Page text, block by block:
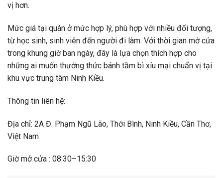
vị hơn.
Mức giá tại quán ở mức hợp lý, phù hợp với nhiều đối tượng,
từ học sinh, sinh viên đến người đi làm. Với thời gian mở cửa
trong khung giờ ban ngày, đây là lựa chọn thích hợp cho
những ai muốn thưởng thức bánh tầm bì xíu mại chuẩn vị tại
khu vực trung tâm Ninh Kiều.
Thông tin liên hệ:
Địa chỉ: 2A Đ. Phạm Ngũ Lão, Thới Bình, Ninh Kiều, Cần Thơ,
Việt Nam
Giờ mở cửa : 08:30–15:30